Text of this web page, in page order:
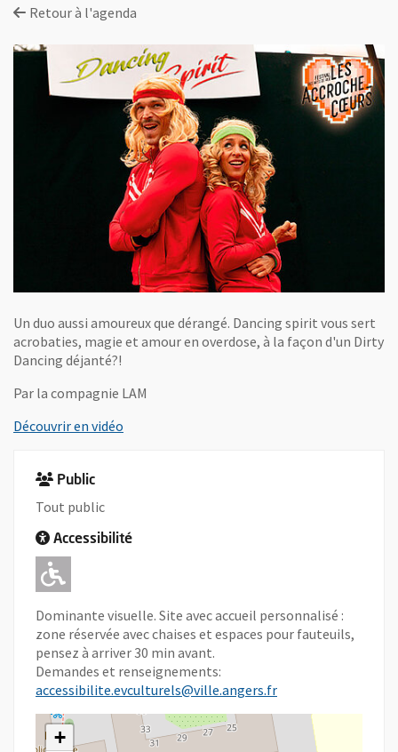
Retour à l'agenda
Un duo aussi amoureux que dérangé. Dancing spirit vous sert
acrobaties, magie et amour en overdose, à la façon d'un Dirty
Dancing déjanté?!
Par la compagnie LAM
Découvrir en vidéo
Public
Tout public
Accessibilité
Adapté pour l'handicap Moteur
Dominante visuelle. Site avec accueil personnalisé :
zone réservée avec chaises et espaces pour fauteuils,
pensez à arriver 30 min avant.
Demandes et renseignements:
accessibilite.evculturels@ville.angers.fr
+